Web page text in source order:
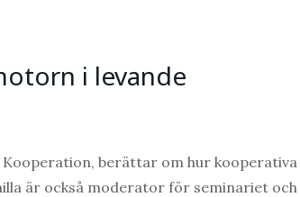
i levande
Kooperation, berättar om hur kooperativa
är också moderator för seminariet och